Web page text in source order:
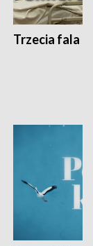
Trzecia fala -